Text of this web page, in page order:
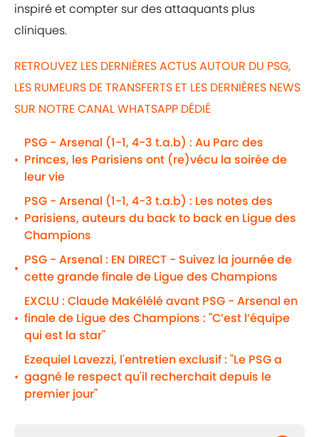
inspiré et compter sur des attaquants plus
cliniques.
RETROUVEZ LES DERNIÈRES ACTUS AUTOUR DU PSG,
LES RUMEURS DE TRANSFERTS ET LES DERNIÈRES NEWS
SUR NOTRE CANAL WHATSAPP DÉDIÉ
•
PSG - Arsenal (1-1, 4-3 t.a.b) : Au Parc des
Princes, les Parisiens ont (re)vécu la soirée de
leur vie
•
PSG - Arsenal (1-1, 4-3 t.a.b) : Les notes des
Parisiens, auteurs du back to back en Ligue des
Champions
•
PSG - Arsenal : EN DIRECT - Suivez la journée de
cette grande finale de Ligue des Champions
•
EXCLU : Claude Makélélé avant PSG - Arsenal en
finale de Ligue des Champions : "C’est l’équipe
qui est la star"
•
Ezequiel Lavezzi, l'entretien exclusif : "Le PSG a
gagné le respect qu'il recherchait depuis le
premier jour"